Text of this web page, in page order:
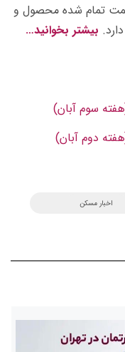
تمام شده‌ محصول و
بیشتر بخوانید…
سوم آبان)
دوم آبان)
اخبار مسکن